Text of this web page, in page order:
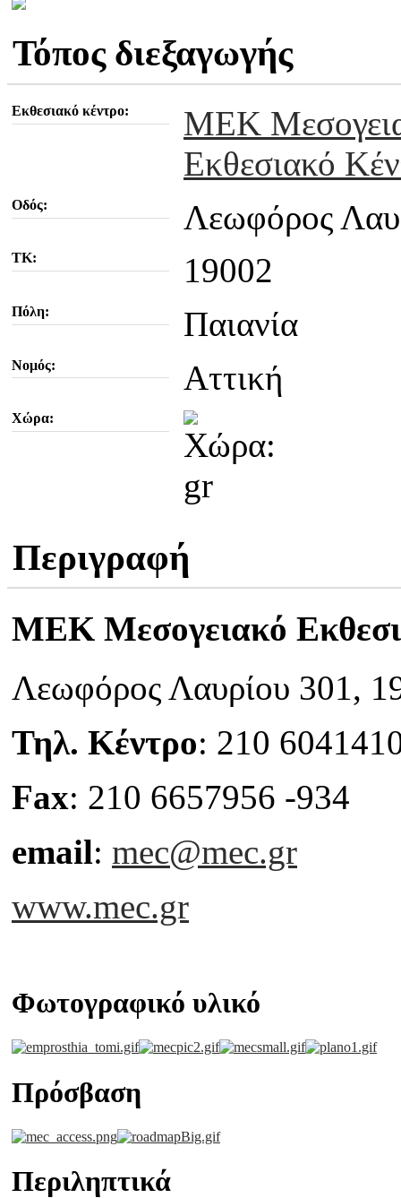
Τόπος διεξαγωγής
Εκθεσιακό κέντρο:
MEK
Εκθεσιακό
Οδός: Λεωφόρος
ΤΚ: 19002
Πόλη: Παιανία
Νομός: Αττική
Χώρα:
Περιγραφή
MEK Μεσογειακό
Λεωφόρος Λαυρίου 301,
Τηλ. Κέντρο: 210
Fax: 210 6657956 -934
email: mec@mec.gr
www.mec.gr
Φωτογραφικό υλικό
Πρόσβαση
Περιληπτικά